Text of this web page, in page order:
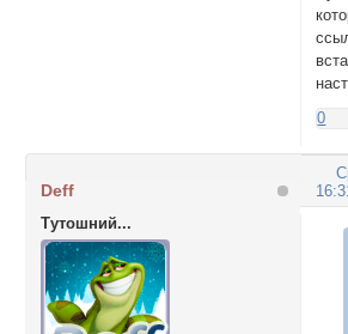
0
Deff
Тутошний...